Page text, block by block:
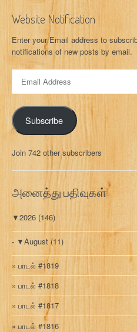
Website Notification
Enter your Email address to
notifications of new posts by email.
a
l
A
d
r
s
Subscribe
Join 742 other subscribers
அனைத்து பதிவுகள்
▼2026 (146)
▼August (11)
பாடல் #1819
பாடல் #1818
பாடல் #1817
பாடல் #1816